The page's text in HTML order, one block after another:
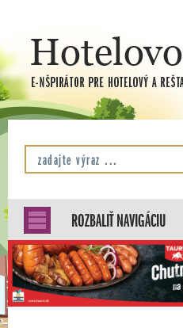
ROZBALIŤ NAVIGÁCIU